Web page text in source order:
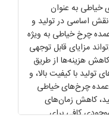
به عنوان
اساسی در تولید و
چرخ خیاطی به ویژه
مزایای قابل توجهی
هزینه‌ها از طریق
تولید با کیفیت بالا، و
عمده چرخ‌های خیاطی
کاهش زمان‌های
کافی برای